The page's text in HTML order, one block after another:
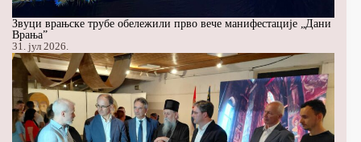
Звуци врањске трубе обележили прво вече манифестације „Дани
Врања”
31. јул 2026.